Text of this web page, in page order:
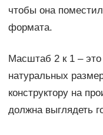
чтобы она
формата.
Масштаб 2 к 1 – это
натуральных
конструктору на
должна выглядеть